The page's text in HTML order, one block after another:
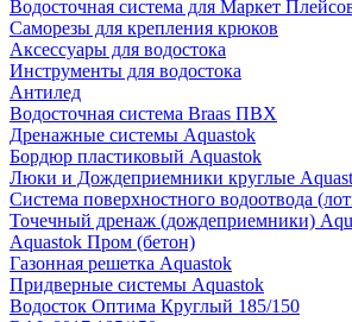
Водосточная система для Маркет
Саморезы для крепления крюков
Аксессуары для водостока
Инструменты для водостока
Антилед
Водосточная система Braas ПВХ
Дренажные системы Aquastok
Бордюр пластиковый Aquastok
Люки и Дождеприемники круглые
Система поверхностного водоотвода
Точечный дренаж (дождеприемники)
Aquastok Пром (бетон)
Газонная решетка Aquastok
Придверные системы Aquastok
Водосток Оптима Круглый 185/150